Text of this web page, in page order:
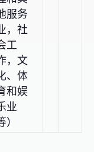
服务
，社
工
，文
、体
和娱
业
）